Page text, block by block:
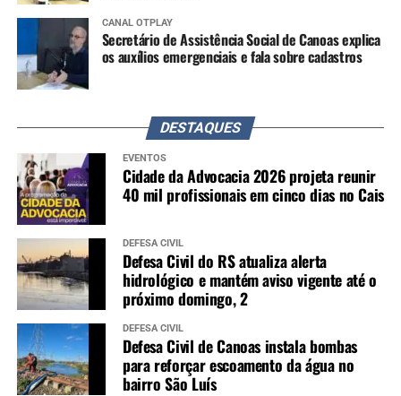
CANAL OTPLAY
Secretário de Assistência Social de Canoas explica
os auxílios emergenciais e fala sobre cadastros
DESTAQUES
EVENTOS
Cidade da Advocacia 2026 projeta reunir
40 mil profissionais em cinco dias no Cais
DEFESA CIVIL
Defesa Civil do RS atualiza alerta
hidrológico e mantém aviso vigente até o
próximo domingo, 2
DEFESA CIVIL
Defesa Civil de Canoas instala bombas
para reforçar escoamento da água no
bairro São Luís